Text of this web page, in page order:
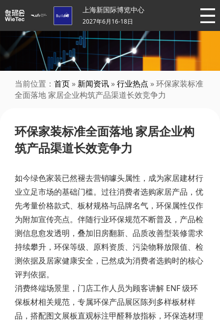
上海新国际博览中心
2027年6月16-18日
当前位置： 首页 » 新闻资讯 »行业热点 » 环保家装标准
全面落地 家居企业构筑产品渠道长效竞争力
环保家装标准全面落地 家居企业构
筑产品渠道长效竞争力
如今绿色家装已然褪去营销噱头属性，成为家居建材行
业立足市场的基础门槛。过往消费者选购家居产品，优
先考量价格款式、板材规格与品牌名气，环保属性仅作
为附加宣传亮点。伴随行业环保规范不断普及，产品检
测信息愈发透明，叠加旧房翻新、品质改善型装修需求
持续攀升，环保等级、原料资质、污染物释放限值、检
测依据及居家健康安全，已然成为消费者选购时的核心
评判依据。
消费终端场景里，门店工作人员为顾客讲解 ENF 级环
保板材相关规范，专属环保产品展区陈列多样板材样
品，搭配图文展板直观标注甲醛释放指标，环保选材理